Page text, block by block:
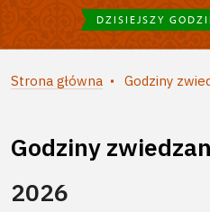
DZISIEJSZY
Strona główna Godziny
Godziny
2026